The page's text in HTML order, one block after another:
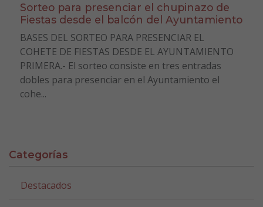
Sorteo para presenciar el chupinazo de
Fiestas desde el balcón del Ayuntamiento
BASES DEL SORTEO PARA PRESENCIAR EL
COHETE DE FIESTAS DESDE EL AYUNTAMIENTO
PRIMERA.- El sorteo consiste en tres entradas
dobles para presenciar en el Ayuntamiento el
cohe...
Categorías
Destacados